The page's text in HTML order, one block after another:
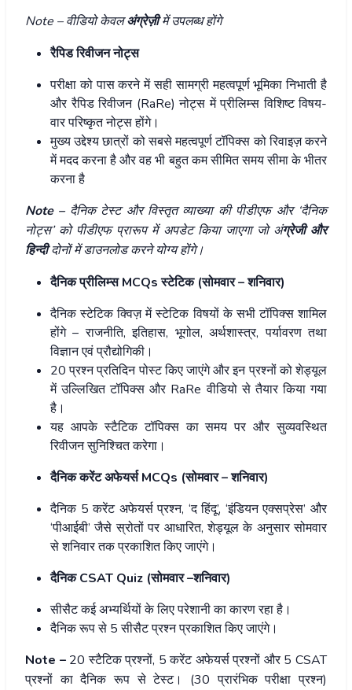
Note – वीडियो केवलअंग्रेज़ीमें उपलब्ध होंगे
रैपिड रिवीजन नोट्स
परीक्षा को पास करने में सही सामग्री महत्वपूर्ण भूमिका निभाती है
और रैपिड रिवीजन (RaRe) नोट्स में प्रीलिम्स विशिष्ट विषय-
वार परिष्कृत नोट्स होंगे।
मुख्य उद्देश्य छात्रों को सबसे महत्वपूर्ण टॉपिक्स को रिवाइज़ करने
में मदद करना है और वह भी बहुत कम सीमित समय सीमा के भीतर
करना है
Note –दैनिक टेस्ट और विस्तृत व्याख्या की पीडीएफ और ‘दैनिक
नोट्स’ को पीडीएफ प्रारूप में अपडेट किया जाएगा जो अंग्रेजी और
हिन्दीदोनों में डाउनलोड करने योग्य होंगे।
दैनिक प्रीलिम्स MCQs स्टेटिक (सोमवार – शनिवार)
दैनिक स्टेटिक क्विज़ में स्टेटिक विषयों के सभी टॉपिक्स शामिल
होंगे – राजनीति, इतिहास, भूगोल, अर्थशास्त्र, पर्यावरण तथा
विज्ञान एवं प्रौद्योगिकी।
20 प्रश्न प्रतिदिन पोस्ट किए जाएंगे और इन प्रश्नों को शेड्यूल
में उल्लिखित टॉपिक्स और RaRe वीडियो से तैयार किया गया
है।
यह आपके स्टैटिक टॉपिक्स का समय पर और सुव्यवस्थित
रिवीजन सुनिश्चित करेगा।
दैनिक करेंट अफेयर्स MCQs (सोमवार – शनिवार)
दैनिक 5 करेंट अफेयर्स प्रश्न, ‘द हिंदू’, ‘इंडियन एक्सप्रेस’ और
‘पीआईबी’ जैसे स्रोतों पर आधारित, शेड्यूल के अनुसार सोमवार
से शनिवार तक प्रकाशित किए जाएंगे।
दैनिक CSAT Quiz (सोमवार –शनिवार)
सीसैट कई अभ्यर्थियों के लिए परेशानी का कारण रहा है।
दैनिक रूप से 5 सीसैट प्रश्न प्रकाशित किए जाएंगे।
Note –20 स्टैटिक प्रश्नों, 5 करेंट अफेयर्स प्रश्नों और 5 CSAT
प्रश्नों का दैनिक रूप से टेस्ट। (30 प्रारंभिक परीक्षा प्रश्न)